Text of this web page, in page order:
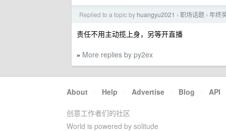
Replied to a topic by huangyu2021 › 职场话题 › 年终
责任不用主动揽上身，另等开直播
» More replies by py2ex
About · Help · Advertise · Blog · API
创意工作者们的社区
World is powered by solitude